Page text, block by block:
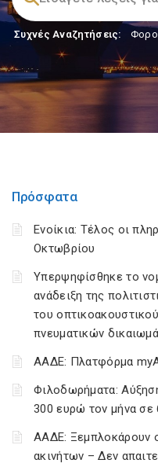
Συχνές Αναζητήσεις:
Πρόσφατα
Ενοίκια: Τέλος οι
Οκτωβρίου
Υπερψηφίσθηκε το
ανάδειξη της
του
πνευματικών
ΑΑΔΕ: Πλατφόρμα
Φιλοδωρήματα:
300 ευρώ τον μήνα σε
ΑΑΔΕ: Ξεμπλοκάρουν
ακινήτων – Δεν